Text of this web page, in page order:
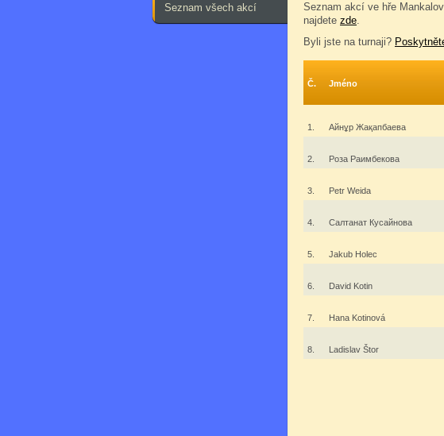
Seznam všech akcí
Seznam akcí ve hře
najdete zde.
Byli jste na turnaji?
Č. Jméno
1. Айнұр Жақапбаева
2. Роза Раимбекова
3. Petr Weida
4. Салтанат Кусайнова
5. Jakub Holec
6. David Kotin
7. Hana Kotinová
8. Ladislav Štor